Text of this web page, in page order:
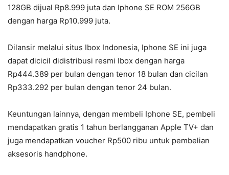
128GB dijual Rp8.999 juta dan Iphone SE ROM 256GB
dengan harga Rp10.999 juta.
Dilansir melalui situs Ibox Indonesia, Iphone SE ini juga
dapat dicicil didistribusi resmi Ibox dengan harga
Rp444.389 per bulan dengan tenor 18 bulan dan cicilan
Rp333.292 per bulan dengan tenor 24 bulan.
Keuntungan lainnya, dengan membeli Iphone SE, pembeli
mendapatkan gratis 1 tahun berlangganan Apple TV+ dan
juga mendapatkan voucher Rp500 ribu untuk pembelian
aksesoris handphone.